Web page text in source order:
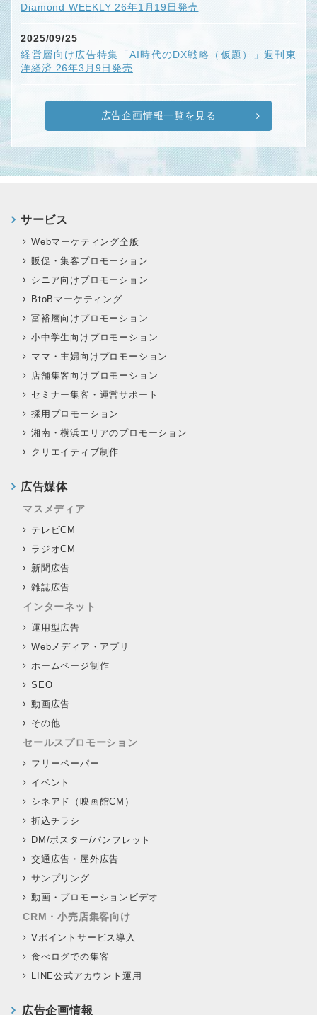
Diamond WEEKLY 26年1月19日発売
2025/09/25
経営層向け広告特集「AI時代のDX戦略（仮題）」週刊東
洋経済 26年3月9日発売
広告企画情報一覧を見る
サービス
Webマーケティング全般
販促・集客プロモーション
シニア向けプロモーション
BtoBマーケティング
富裕層向けプロモーション
小中学生向けプロモーション
ママ・主婦向けプロモーション
店舗集客向けプロモーション
セミナー集客・運営サポート
採用プロモーション
湘南・横浜エリアのプロモーション
クリエイティブ制作
広告媒体
マスメディア
テレビCM
ラジオCM
新聞広告
雑誌広告
インターネット
運用型広告
Webメディア・アプリ
ホームページ制作
SEO
動画広告
その他
セールスプロモーション
フリーペーパー
イベント
シネアド（映画館CM）
折込チラシ
DM/ポスター/パンフレット
交通広告・屋外広告
サンプリング
動画・プロモーションビデオ
CRM・小売店集客向け
Vポイントサービス導入
食べログでの集客
LINE公式アカウント運用
広告企画情報